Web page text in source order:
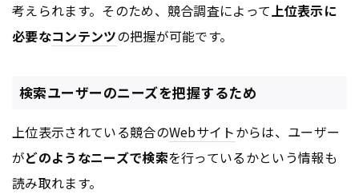
考えられます。そのため、競合調査によって上位表示に
必要なコンテンツの把握が可能です。
検索ユーザーのニーズを把握するため
上位表示されている競合のWebサイトからは、ユーザー
がどのようなニーズで検索を行っているかという情報も
読み取れます。